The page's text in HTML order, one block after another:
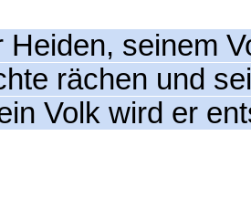
Heiden, seinem
rächen und
Volk wird er